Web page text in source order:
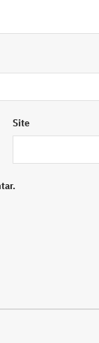
Site